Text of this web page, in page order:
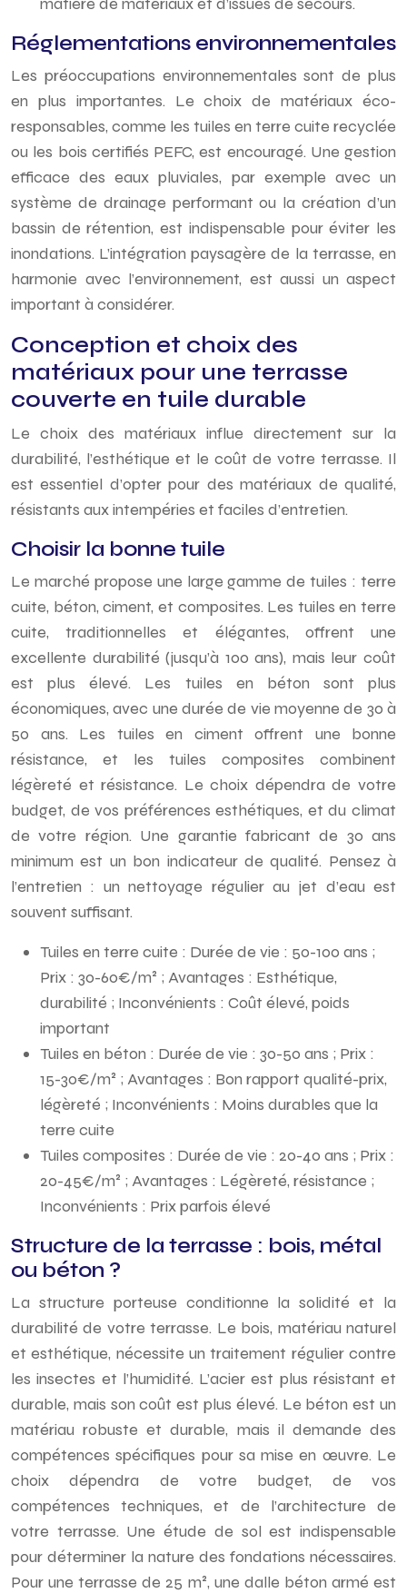
Réglementations environnementales
Les préoccupations environnementales sont de plus
en plus importantes. Le choix de matériaux éco-
responsables, comme les tuiles en terre cuite recyclée
ou les bois certifiés PEFC, est encouragé. Une gestion
efficace des eaux pluviales, par exemple avec un
système de drainage performant ou la création d’un
bassin de rétention, est indispensable pour éviter les
inondations. L’intégration paysagère de la terrasse, en
harmonie avec l’environnement, est aussi un aspect
important à considérer.
Conception et choix des
matériaux pour une terrasse
couverte en tuile durable
Le choix des matériaux influe directement sur la
durabilité, l’esthétique et le coût de votre terrasse. Il
est essentiel d’opter pour des matériaux de qualité,
résistants aux intempéries et faciles d’entretien.
Choisir la bonne tuile
Le marché propose une large gamme de tuiles : terre
cuite, béton, ciment, et composites. Les tuiles en terre
cuite, traditionnelles et élégantes, offrent une
excellente durabilité (jusqu’à 100 ans), mais leur coût
est plus élevé. Les tuiles en béton sont plus
économiques, avec une durée de vie moyenne de 30 à
50 ans. Les tuiles en ciment offrent une bonne
résistance, et les tuiles composites combinent
légèreté et résistance. Le choix dépendra de votre
budget, de vos préférences esthétiques, et du climat
de votre région. Une garantie fabricant de 30 ans
minimum est un bon indicateur de qualité. Pensez à
l’entretien : un nettoyage régulier au jet d’eau est
souvent suffisant.
Tuiles en terre cuite : Durée de vie : 50-100 ans ;
Prix : 30-60€/m² ; Avantages : Esthétique,
durabilité ; Inconvénients : Coût élevé, poids
important
Tuiles en béton : Durée de vie : 30-50 ans ; Prix :
15-30€/m² ; Avantages : Bon rapport qualité-prix,
légèreté ; Inconvénients : Moins durables que la
terre cuite
Tuiles composites : Durée de vie : 20-40 ans ; Prix :
20-45€/m² ; Avantages : Légèreté, résistance ;
Inconvénients : Prix parfois élevé
Structure de la terrasse : bois, métal
ou béton ?
La structure porteuse conditionne la solidité et la
durabilité de votre terrasse. Le bois, matériau naturel
et esthétique, nécessite un traitement régulier contre
les insectes et l’humidité. L’acier est plus résistant et
durable, mais son coût est plus élevé. Le béton est un
matériau robuste et durable, mais il demande des
compétences spécifiques pour sa mise en œuvre. Le
choix dépendra de votre budget, de vos
compétences techniques, et de l’architecture de
votre terrasse. Une étude de sol est indispensable
pour déterminer la nature des fondations nécessaires.
Pour une terrasse de 25 m², une dalle béton armé est